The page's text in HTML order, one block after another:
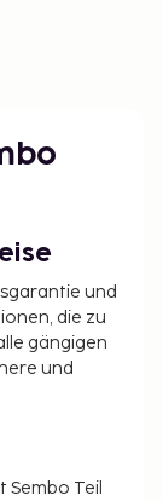
und
die zu
gängigen
und
Sembo Teil